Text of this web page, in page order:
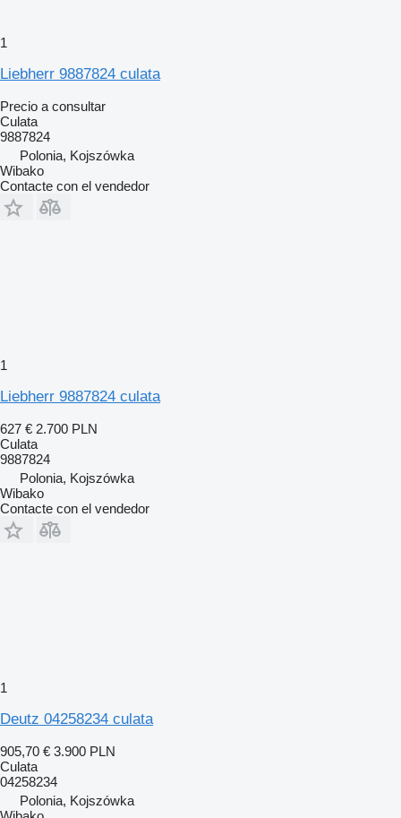
1
Liebherr 9887824 culata
Precio a consultar
Culata
9887824
Polonia, Kojszówka
Wibako
Contacte con el vendedor
1
Liebherr 9887824 culata
627 € 2.700 PLN
Culata
9887824
Polonia, Kojszówka
Wibako
Contacte con el vendedor
1
Deutz 04258234 culata
905,70 € 3.900 PLN
Culata
04258234
Polonia, Kojszówka